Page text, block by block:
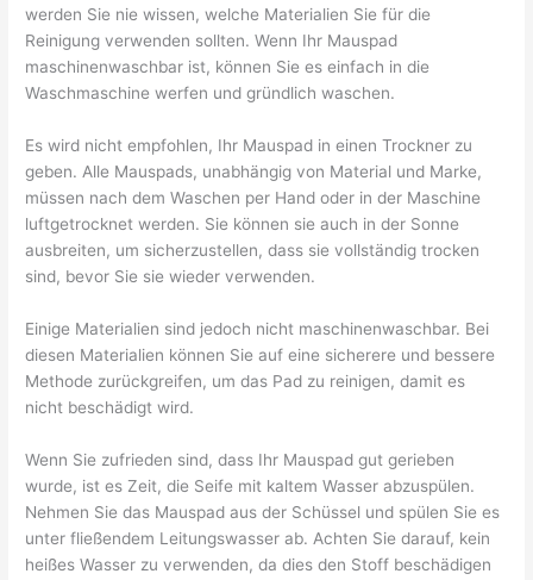
werden Sie nie wissen, welche Materialien Sie für die
Reinigung verwenden sollten. Wenn Ihr Mauspad
maschinenwaschbar ist, können Sie es einfach in die
Waschmaschine werfen und gründlich waschen.
Es wird nicht empfohlen, Ihr Mauspad in einen Trockner zu
geben. Alle Mauspads, unabhängig von Material und Marke,
müssen nach dem Waschen per Hand oder in der Maschine
luftgetrocknet werden. Sie können sie auch in der Sonne
ausbreiten, um sicherzustellen, dass sie vollständig trocken
sind, bevor Sie sie wieder verwenden.
Einige Materialien sind jedoch nicht maschinenwaschbar. Bei
diesen Materialien können Sie auf eine sicherere und bessere
Methode zurückgreifen, um das Pad zu reinigen, damit es
nicht beschädigt wird.
Wenn Sie zufrieden sind, dass Ihr Mauspad gut gerieben
wurde, ist es Zeit, die Seife mit kaltem Wasser abzuspülen.
Nehmen Sie das Mauspad aus der Schüssel und spülen Sie es
unter fließendem Leitungswasser ab. Achten Sie darauf, kein
heißes Wasser zu verwenden, da dies den Stoff beschädigen